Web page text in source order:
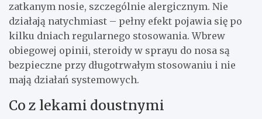
zatkanym nosie, szczególnie alergicznym. Nie
działają natychmiast – pełny efekt pojawia się po
kilku dniach regularnego stosowania. Wbrew
obiegowej opinii, steroidy w sprayu do nosa są
bezpieczne przy długotrwałym stosowaniu i nie
mają działań systemowych.
Co z lekami doustnymi